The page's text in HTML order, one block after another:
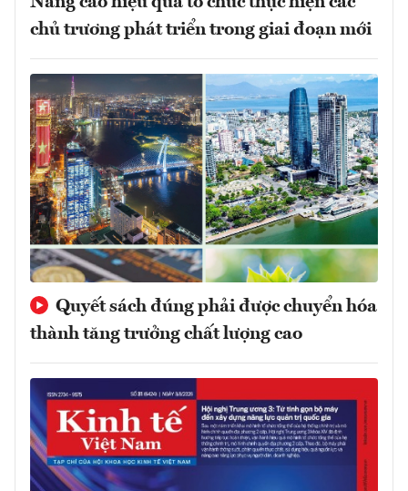
chủ trương phát triển trong giai đoạn mới
Quyết sách đúng phải được chuyển hóa
thành tăng trưởng chất lượng cao